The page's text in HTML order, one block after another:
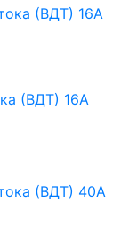
(ВДТ) 16A